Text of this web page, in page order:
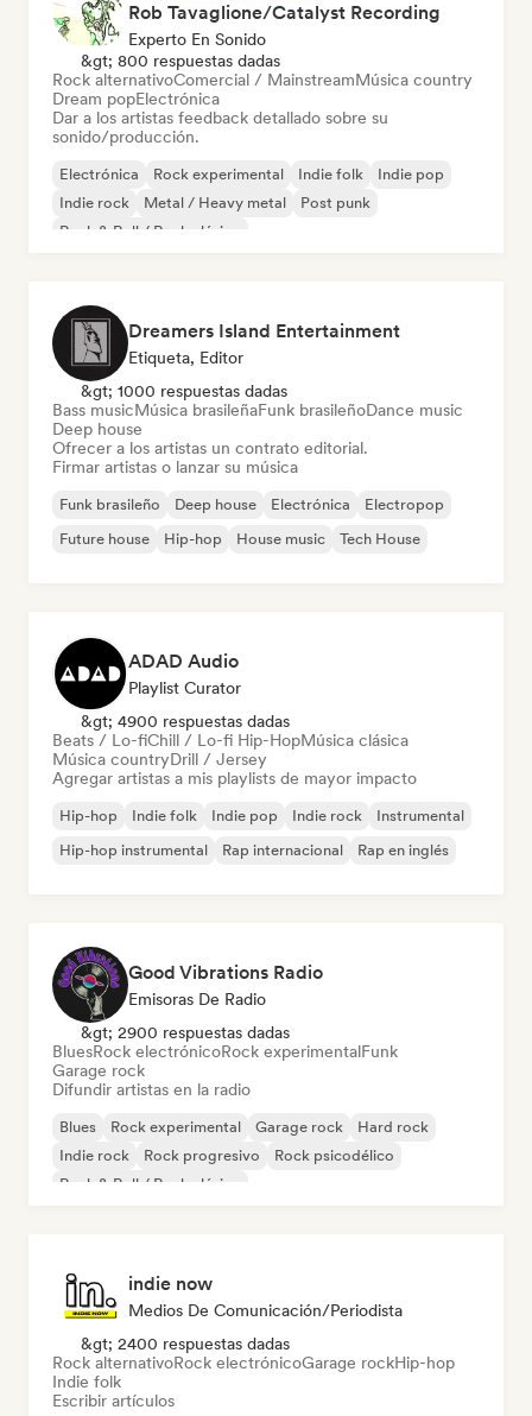
Rob Tavaglione/Catalyst Recording
Experto En Sonido
&gt; 800 respuestas dadas
Rock alternativoComercial / MainstreamMúsica country
Dream popElectrónica
Dar a los artistas feedback detallado sobre su
sonido/producción.
Electrónica Rock experimental Indie folk
Indie pop
Indie rock
Metal / Heavy metal
Post punk
Rock & Roll / Rock clásico
Dreamers Island Entertainment
Etiqueta, Editor
&gt; 1000 respuestas dadas
Bass musicMúsica brasileñaFunk brasileñoDance music
Deep house
Ofrecer a los artistas un contrato editorial.
Firmar artistas o lanzar su música
Funk brasileño Deep house Electrónica
Electropop
Future house
Hip-hop House music Tech House
ADAD Audio
Playlist Curator
&gt; 4900 respuestas dadas
Beats / Lo-fiChill / Lo-fi Hip-HopMúsica clásica
Música countryDrill / Jersey
Agregar artistas a mis playlists de mayor impacto
Hip-hop Indie folk Indie pop Indie rock
Instrumental
Hip-hop instrumental
Rap internacional Rap en inglés
Good Vibrations Radio
Emisoras De Radio
&gt; 2900 respuestas dadas
BluesRock electrónicoRock experimentalFunk
Garage rock
Difundir artistas en la radio
Blues Rock experimental Garage rock
Hard rock
Indie rock
Rock progresivo
Rock psicodélico
Rock & Roll / Rock clásico
indie now
Medios De Comunicación/Periodista
&gt; 2400 respuestas dadas
Rock alternativoRock electrónicoGarage rockHip-hop
Indie folk
Escribir artículos